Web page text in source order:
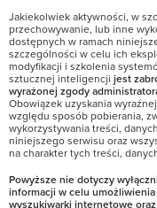
Jakiekolwiek aktywności, w
przechowywanie, lub inne
dostępnych w ramach
szczególności w celu ich
modyfikacji i szkolenia
sztucznej inteligencji jest
wyrażonej zgody
Obowiązek uzyskania
względu sposób pobierania,
wykorzystywania treści,
niniejszego serwisu oraz
na charakter tych treści,
Powyższe nie dotyczy
informacji w celu
wyszukiwarki internetowe